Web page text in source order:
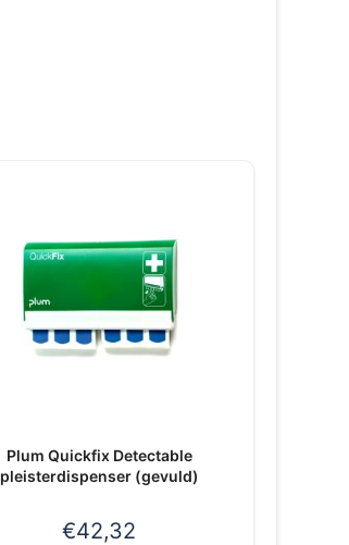
Plum Quickfix Detectable
pleisterdispenser (gevuld)
€42,32